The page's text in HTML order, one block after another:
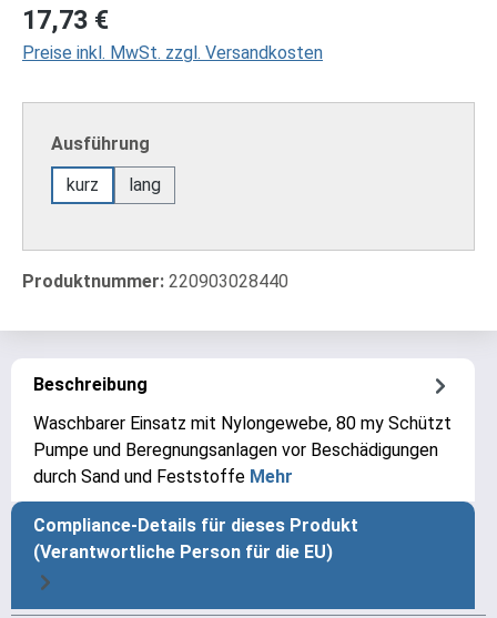
Regulärer Preis:
17,73 €
Preise inkl. MwSt. zzgl. Versandkosten
Ausführung
kurz
lang
Produktnummer: 220903028440
Beschreibung
Waschbarer Einsatz mit Nylongewebe, 80 my Schützt
Pumpe und Beregnungsanlagen vor Beschädigungen
durch Sand und Feststoffe Mehr
Compliance-Details für dieses Produkt
(Verantwortliche Person für die EU)